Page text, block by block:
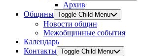
Архив
Общины Toggle Child Menu
Новости общин
Межобщинные события
Календарь
Контакты Toggle Child Menu